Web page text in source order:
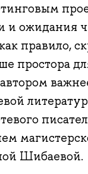
и ожидания
правило,
простора
Шибаевой.